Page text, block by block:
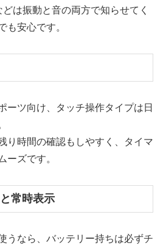
どは振動と音の両方で知らせてく
も安心です。
ーツ向け、タッチ操作タイプは日
り時間の確認もしやすく、タイマ
ーズです。
常時表示
うなら、バッテリー持ちは必ずチ